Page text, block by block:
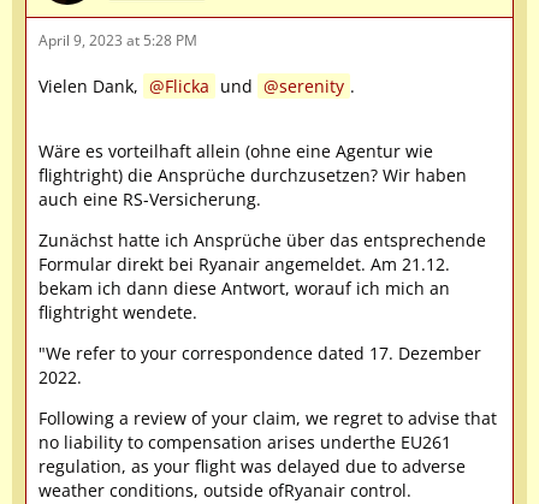
April 9, 2023 at 5:28 PM
Vielen Dank, Flicka und serenity .
Wäre es vorteilhaft allein (ohne eine Agentur wie
flightright) die Ansprüche durchzusetzen? Wir haben
auch eine RS-Versicherung.
Zunächst hatte ich Ansprüche über das entsprechende
Formular direkt bei Ryanair angemeldet. Am 21.12.
bekam ich dann diese Antwort, worauf ich mich an
flightright wendete.
"We refer to your correspondence dated 17. Dezember
2022.
Following a review of your claim, we regret to advise that
no liability to compensation arises underthe EU261
regulation, as your flight was delayed due to adverse
weather conditions, outside ofRyanair control.